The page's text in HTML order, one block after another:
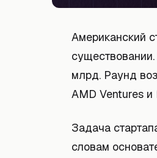
Американский
млрд. Раунд
AMD Ventures и
Задача
словам